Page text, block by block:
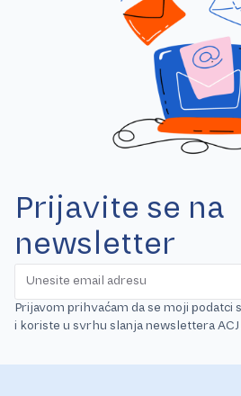
Prijavite se na
newsletter
Prijavom prihvaćam da se moji podatci
i koriste u svrhu slanja newslettera ACJ